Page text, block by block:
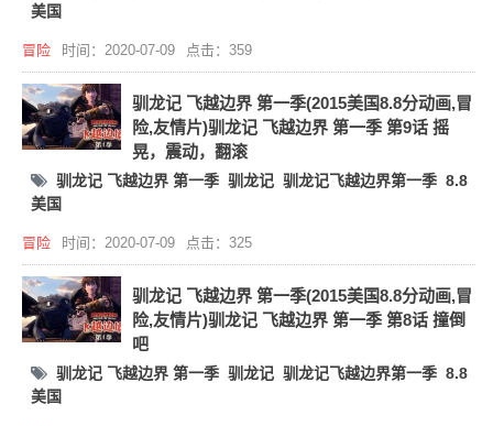
美国
冒险 时间：2020-07-09 点击：359
驯龙记 飞越边界 第一季(2015美国8.8分动画,冒
险,友情片)驯龙记 飞越边界 第一季 第9话 摇
晃，震动，翻滚
驯龙记 飞越边界 第一季 驯龙记 驯龙记飞越边界第一季 8.8
美国
冒险 时间：2020-07-09 点击：325
驯龙记 飞越边界 第一季(2015美国8.8分动画,冒
险,友情片)驯龙记 飞越边界 第一季 第8话 撞倒
吧
驯龙记 飞越边界 第一季 驯龙记 驯龙记飞越边界第一季 8.8
美国